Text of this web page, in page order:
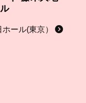
ール(東京）